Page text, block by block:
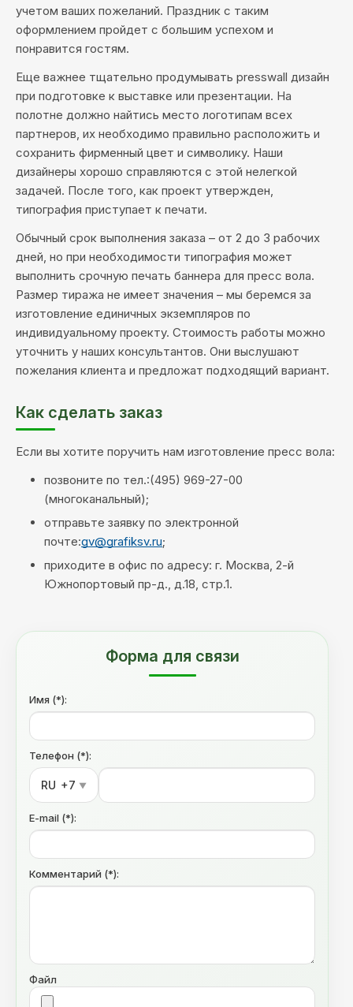
учетом ваших пожеланий. Праздник с таким
оформлением пройдет с большим успехом и
понравится гостям.
Еще важнее тщательно продумывать presswall дизайн
при подготовке к выставке или презентации. На
полотне должно найтись место логотипам всех
партнеров, их необходимо правильно расположить и
сохранить фирменный цвет и символику. Наши
дизайнеры хорошо справляются с этой нелегкой
задачей. После того, как проект утвержден,
типография приступает к печати.
Обычный срок выполнения заказа – от 2 до 3 рабочих
дней, но при необходимости типография может
выполнить срочную печать баннера для пресс вола.
Размер тиража не имеет значения – мы беремся за
изготовление единичных экземпляров по
индивидуальному проекту. Стоимость работы можно
уточнить у наших консультантов. Они выслушают
пожелания клиента и предложат подходящий вариант.
Как сделать заказ
Если вы хотите поручить нам изготовление пресс вола:
позвоните по тел.:(495) 969-27-00
(многоканальный);
отправьте заявку по электронной
почте:gv@grafiksv.ru;
приходите в офис по адресу: г. Москва, 2-й
Южнопортовый пр-д., д.18, стр.1.
Форма для связи
Имя (*):
Телефон (*):
RU +7 ▼
E-mail (*):
Комментарий (*):
Файл